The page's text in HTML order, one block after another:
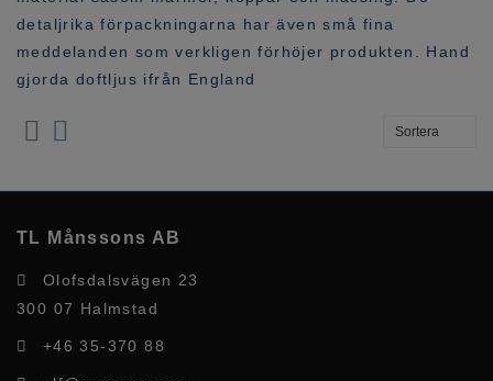
detaljrika förpackningarna har även små fina
meddelanden som verkligen förhöjer produkten. Hand
gjorda doftljus ifrån England
TL Månssons AB
Olofsdalsvägen 23
300 07 Halmstad
+46 35-370 88